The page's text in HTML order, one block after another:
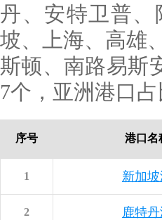
丹、安特卫普
坡、上海、高雄
斯顿、南路易斯
7个，亚洲港
序号 港口名
1 新加坡
2 鹿特